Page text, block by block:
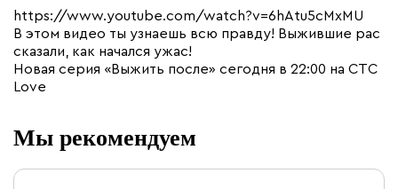
https://www.youtube.com/watch?v=6hAtu5cMxMU
В этом видео ты узнаешь всю правду! Выжившие рас
сказали, как начался ужас!
Новая серия «Выжить после» сегодня в 22:00 на СТС
Love
Мы рекомендуем